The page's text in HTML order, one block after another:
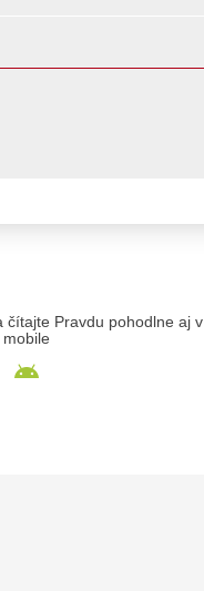
čítajte Pravdu pohodlne aj v
mobile